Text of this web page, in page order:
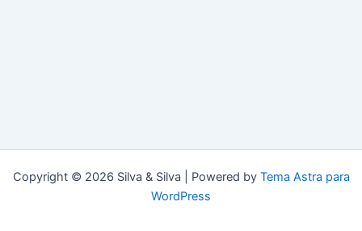
Copyright © 2026 Silva & Silva | Powered by Tema Astra para
WordPress